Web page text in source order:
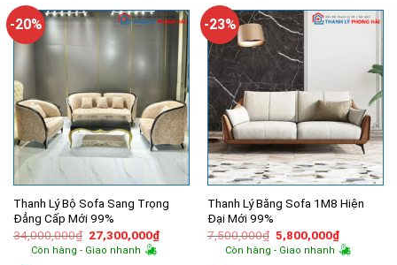
5,250,000₫.
-20%
Thanh Lý Bộ Sofa Sang Trọng
Đẳng Cấp Mới 99%
34,000,000₫ Giá
gốc
là:
27,300,000₫Giá
hiện
Còn hàng - Giao nhanh
-23%
Thanh Lý Băng Sofa 1M8 Hiện
Đại Mới 99%
7,500,000₫ Giá
gốc
là:
5,800,000₫Giá
hiện
tại
Còn hàng - Giao nhanh